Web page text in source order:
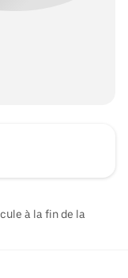
à la fin de la